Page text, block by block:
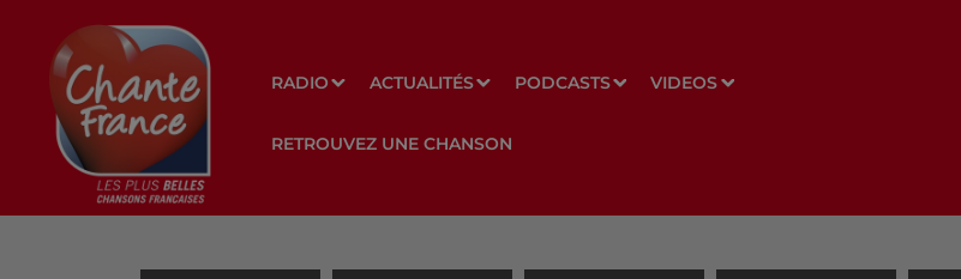
RADIO ACTUALITÉS PODCASTS VIDEOS
RETROUVEZ UNE CHANSON